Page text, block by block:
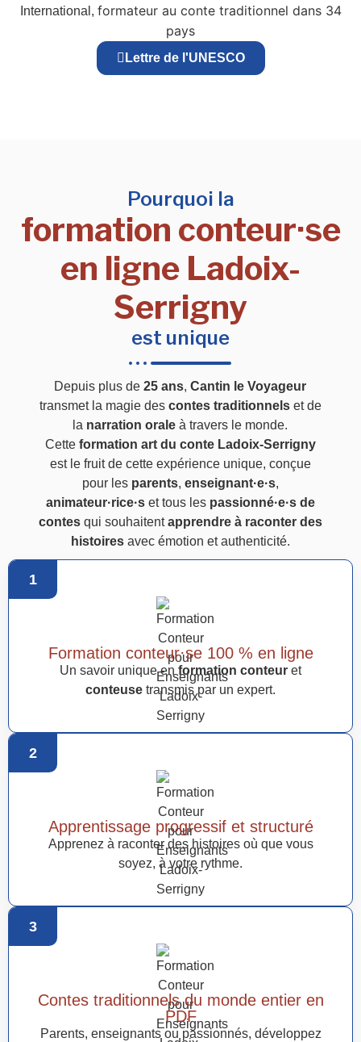
International, formateur au conte traditionnel dans 34
pays
Lettre de l'UNESCO
Pourquoi la
formation conteur·se
en ligne Ladoix-
Serrigny
est unique
Depuis plus de25 ans,Cantin le Voyageur
transmet la magie des contes traditionnelset de
la narration orale à travers le monde.
Cette formation art du conte Ladoix-Serrigny
est le fruit de cette expérience unique, conçue
pour les parents, enseignant·e·s,
animateur·rice·set tous les passionné·e·s de
contesqui souhaitentapprendre à raconter des
histoiresavec émotion et authenticité.
1
Formation conteur·se 100 % en ligne
Un savoir unique en formation conteur et
conteuse transmis par un expert.
2
Apprentissage progressif et structuré
Apprenez à raconter des histoires où que vous
soyez, à votre rythme.
3
Contes traditionnels du monde entier en
PDF
Parents, enseignants ou passionnés, développez